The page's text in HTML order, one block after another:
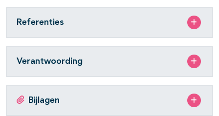
Referenties
Verantwoording
Bijlagen